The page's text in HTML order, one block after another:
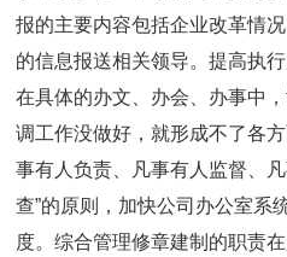
报的主要内容包括企业改革情
的信息报送相关领导。提高执
在具体的办文、办会、办事中
调工作没做好，就形成不了各
事有人负责、凡事有人监督、
查”的原则，加快公司办公室系
度。综合管理修章建制的职责